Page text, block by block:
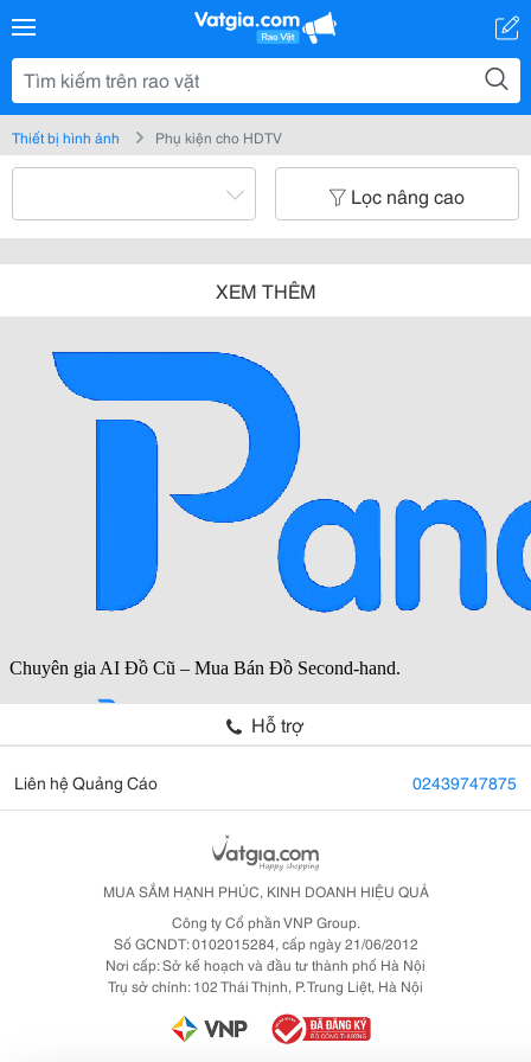
Thiết bị hình ảnh Phụ kiện cho HDTV
Lọc nâng cao
XEM THÊM
Hỗ trợ
Liên hệ Quảng Cáo 02439747875
MUA SẮM HẠNH PHÚC, KINH DOANH HIỆU QUẢ
Công ty Cổ phần VNP Group.
Số GCNDT: 0102015284, cấp ngày 21/06/2012
Nơi cấp: Sở kế hoạch và đầu tư thành phố Hà Nội
Trụ sở chính: 102 Thái Thịnh, P. Trung Liệt, Hà Nội